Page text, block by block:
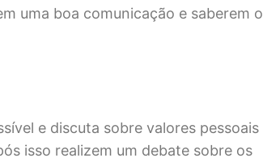
uma boa comunicação e saberem o
e discuta sobre valores pessoais
isso realizem um debate sobre os